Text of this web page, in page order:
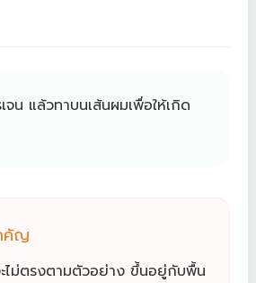
จน แล้วทาบนเส้นผมเพื่อให้เกิด
คัญ
ไม่ตรงตามตัวอย่าง ขึ้นอยู่กับพื้น